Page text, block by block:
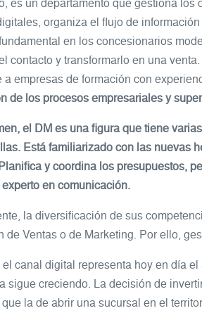
es un departamento que gestiona
organiza el flujo de
en los concesionarios
contacto y transformarlo en una
a empresas de formación con
de los procesos empresariales y
el DM es una figura que tiene
Está familiarizado con las nuevas
y coordina los presupuestos,
en comunicación.
la diversificación de sus
de Ventas o de Marketing. Por ello,
el canal digital representa hoy en día
sigue creciendo. La decisión de
la de abrir una sucursal en el